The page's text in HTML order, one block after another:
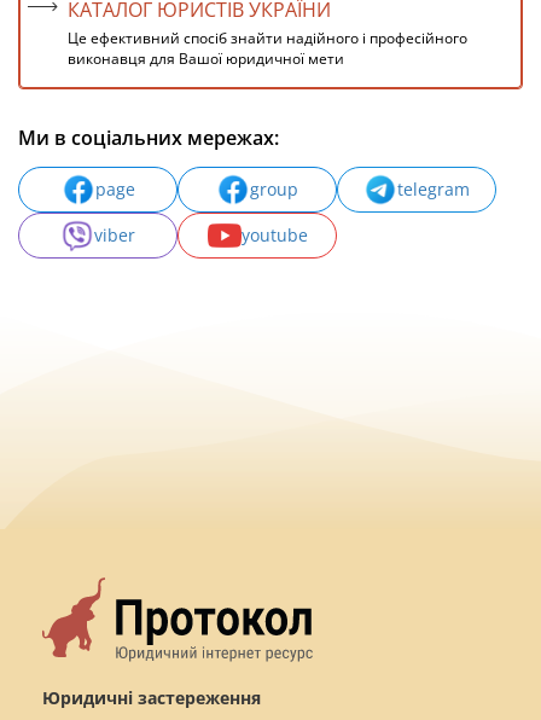
КАТАЛОГ ЮРИСТІВ УКРАЇНИ
Це ефективний спосіб знайти надійного і професійного
виконавця для Вашої юридичної мети
Ми в соціальних мережах:
page group
telegram
viber
youtube
Юридичні застереження